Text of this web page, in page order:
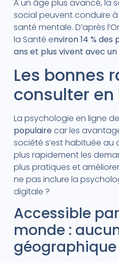
À un âge plus avancé, la
social peuvent conduire
santé mentale. D’après
la Santé environ 14 %
ans et plus vivent avec
Les bonnes
consulter en
La psychologie en ligne
populairecar les
société s’est habituée au
plus rapidement les
plus pratiques et
ne pas inclure la
digitale ?
Accessible
monde :
géographique